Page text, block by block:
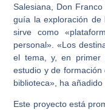
Salesiana, Don
guía la exploración
sirve como
personal». «Los
el tema, y, en primer
estudio y de
biblioteca», ha añadido
Este proyecto está